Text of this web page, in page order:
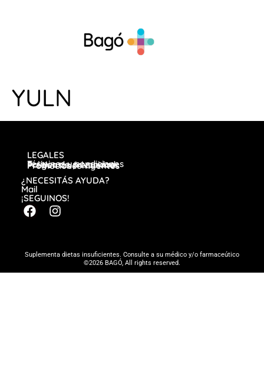
YULN
LEGALES
Términos y condiciones
Política de privacidad
Preguntas frecuentes
Promociones vigentes
¿NECESITÁS AYUDA?
Mail
¡SEGUINOS!
Suplementa dietas insuficientes. Consulte a su médico y/o farmaceútico
©2026 BAGÓ, All rights reserved.